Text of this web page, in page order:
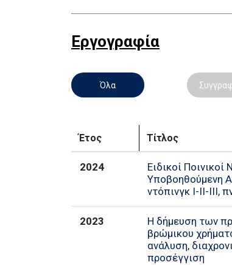
Εργογραφία
Όλα
Έτος Τίτλος
2024
Ειδικοί Ποινικοί
Υποβοηθούμενη
ντόπινγκ Ι-ΙΙ-ΙΙΙ,
2023
Η δήμευση των
βρώμικου
ανάλυση,
προσέγγιση